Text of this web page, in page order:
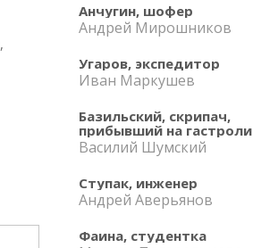
Анчугин, шофер
Андрей Мирошников
Угаров, экспедитор
Иван Маркушев
Базильский, скрипач,
прибывший на гастроли
Василий Шумский
Ступак, инженер
Андрей Аверьянов
Фаина, студентка